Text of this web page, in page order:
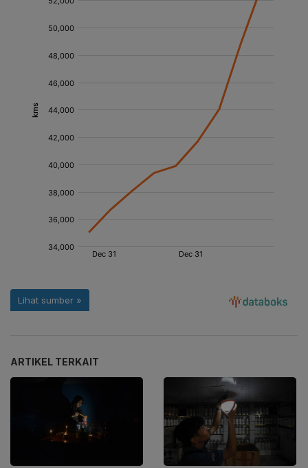
ARTIKEL TERKAIT